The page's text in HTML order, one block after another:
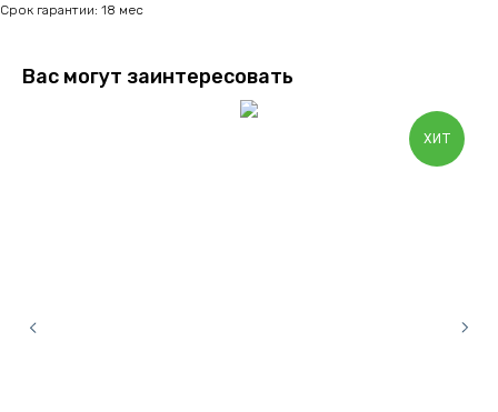
Срок гарантии: 18 мес
Вас могут заинтересовать
ХИТ